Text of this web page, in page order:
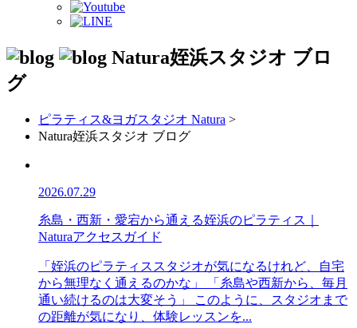
Natura姪浜スタジオ ブロ
グ
ピラティス&ヨガスタジオ Natura >
Natura姪浜スタジオ ブログ
2026.07.29
糸島・西新・愛宕から通える姪浜のピラティス｜
Naturaアクセスガイド
「姪浜のピラティススタジオが気になるけれど、自宅
から無理なく通えるのかな」 「糸島や西新から、毎月
通い続けるのは大変そう」 このように、スタジオまで
の距離が気になり、体験レッスンを...